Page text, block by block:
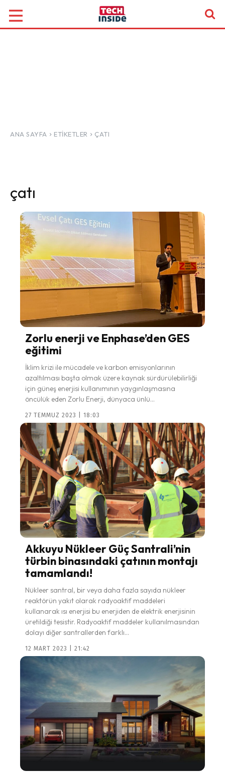
ANA SAYFA ETIKETLER ÇATI
çatı
Zorlu enerji ve Enphase’den GES
eğitimi
İklim krizi ile mücadele ve karbon emisyonlarının
azaltılması başta olmak üzere kaynak sürdürülebilirliği
için güneş enerjisi kullanımının yaygınlaşmasına
öncülük eden Zorlu Enerji, dünyaca ünlü...
27 TEMMUZ 2023 | 18:03
Akkuyu Nükleer Güç Santrali’nin
türbin binasındaki çatının montajı
tamamlandı!
Nükleer santral, bir veya daha fazla sayıda nükleer
reaktörün yakıt olarak radyoaktif maddeleri
kullanarak ısı enerjisi bu enerjiden de elektrik enerjisinin
üretildiği tesistir. Radyoaktif maddeler kullanılmasından
dolayı diğer santrallerden farklı...
12 MART 2023 | 21:42